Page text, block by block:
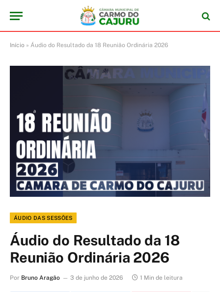
Início » Áudio do Resultado da 18 Reunião Ordinária 2026
ÁUDIO DAS SESSÕES
Áudio do Resultado da 18
Reunião Ordinária 2026
Por Bruno Aragão 3 de junho de 2026 1 Min de leitura